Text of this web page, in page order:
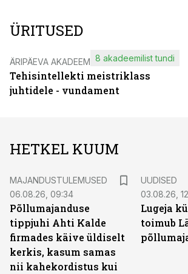
ÜRITUSED
ÄRIPÄEVA AKADEEMIA
Tehisintellekti meistriklass
juhtidele - vundament
8 akadeemilist tundi
HETKEL KUUM
MAJANDUSTULEMUSED
06.08.26, 09:34
Põllumajanduse
tippjuhi Ahti Kalde
firmades käive üldiselt
kerkis, kasum samas
nii kahekordistus kui
UUDISED
03.08.26,
Lugeja
toimub